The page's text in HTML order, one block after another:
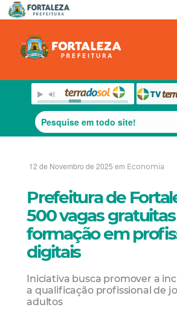
12 de Novembro de 2025 em Economia
Prefeitura de
500 vagas
formação em
digitais
Iniciativa busca promover a
a qualificação profissional de
adultos